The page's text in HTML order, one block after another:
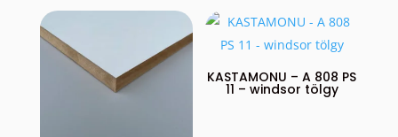
KASTAMONU – A 808 PS
11 – windsor tölgy